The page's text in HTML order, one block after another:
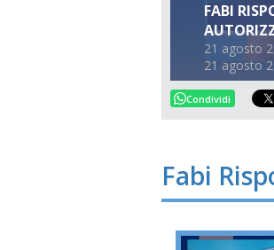
FABI
21 agosto
21 agosto
Condividi
Fabi